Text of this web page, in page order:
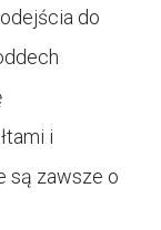
do
i
są zawsze o